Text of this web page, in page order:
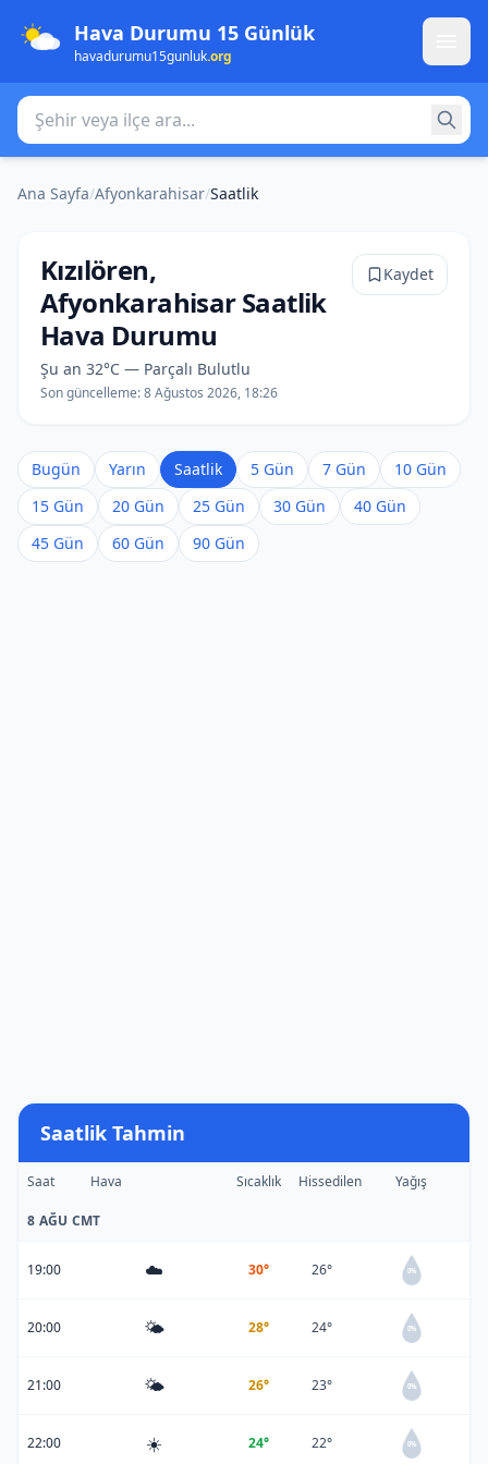
Hava Durumu 15 Günlük
havadurumu15gunluk.org
Şehir veya ilçe ara
Ana Sayfa/Afyonkarahisar/Saatlik
Kızılören,
Afyonkarahisar Saatlik
Hava Durumu
Şu an 32°C — Parçalı Bulutlu
Son güncelleme:8 Ağustos 2026, 18:26
Kaydet
Bugün Yarın Saatlik 5 Gün 7 Gün
10 Gün
15 Gün
20 Gün 25 Gün 30 Gün
40 Gün
45 Gün
60 Gün 90 Gün
Saatlik Tahmin
Saat Hava Sıcaklık Hissedilen Yağış
8 AĞU CMT
19:00 ☁️ 30° 26° 0%
20:00 🌤️ 28° 24° 0%
21:00 🌤️ 26° 23° 0%
22:00 ☀️ 24° 22° 0%